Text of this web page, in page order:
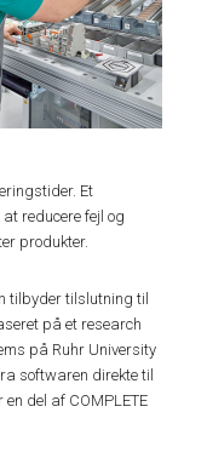
Et
reducere fejl og
produkter.
tilbyder tilslutning til
på et research
på Ruhr University
softwaren direkte til
del af COMPLETE